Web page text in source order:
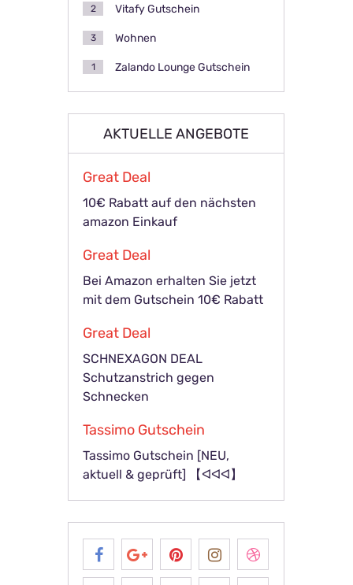
Vitafy Gutschein
2
Wohnen
3
Zalando Lounge Gutschein
1
AKTUELLE ANGEBOTE
Great Deal
10€ Rabatt auf den nächsten
amazon Einkauf
Great Deal
Bei Amazon erhalten Sie jetzt
mit dem Gutschein 10€ Rabatt
Great Deal
SCHNEXAGON DEAL
Schutzanstrich gegen
Schnecken
Tassimo Gutschein
Tassimo Gutschein [NEU,
aktuell & geprüft] 【ᐊᐊᐊ】